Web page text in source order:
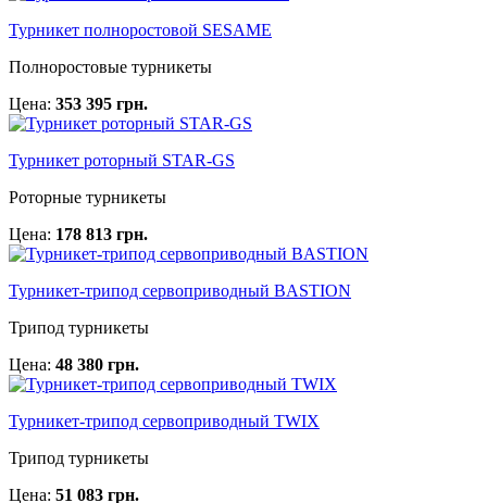
Турникет полноростовой SESAME
Полноростовые турникеты
Цена: 353 395 грн.
Турникет роторный STAR-GS
Роторные турникеты
Цена: 178 813 грн.
Турникет-трипод сервоприводный BASTION
Трипод турникеты
Цена: 48 380 грн.
Турникет-трипод сервоприводный TWIX
Трипод турникеты
Цена: 51 083 грн.